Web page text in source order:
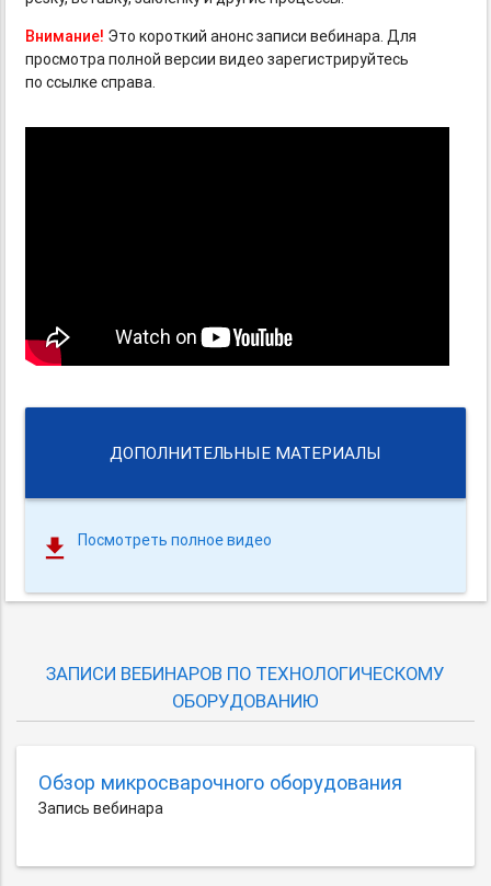
Внимание! Это короткий анонс записи вебинара. Для
просмотра полной версии видео зарегистрируйтесь
по ссылке справа.
ДОПОЛНИТЕЛЬНЫЕ МАТЕРИАЛЫ
Посмотреть полное видео
ЗАПИСИ ВЕБИНАРОВ ПО ТЕХНОЛОГИЧЕСКОМУ
ОБОРУДОВАНИЮ
Обзор микросварочного оборудования
Запись вебинара